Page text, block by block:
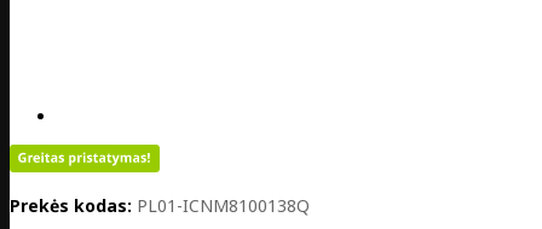
Prekės kodas: PL01-ICNM8100138Q